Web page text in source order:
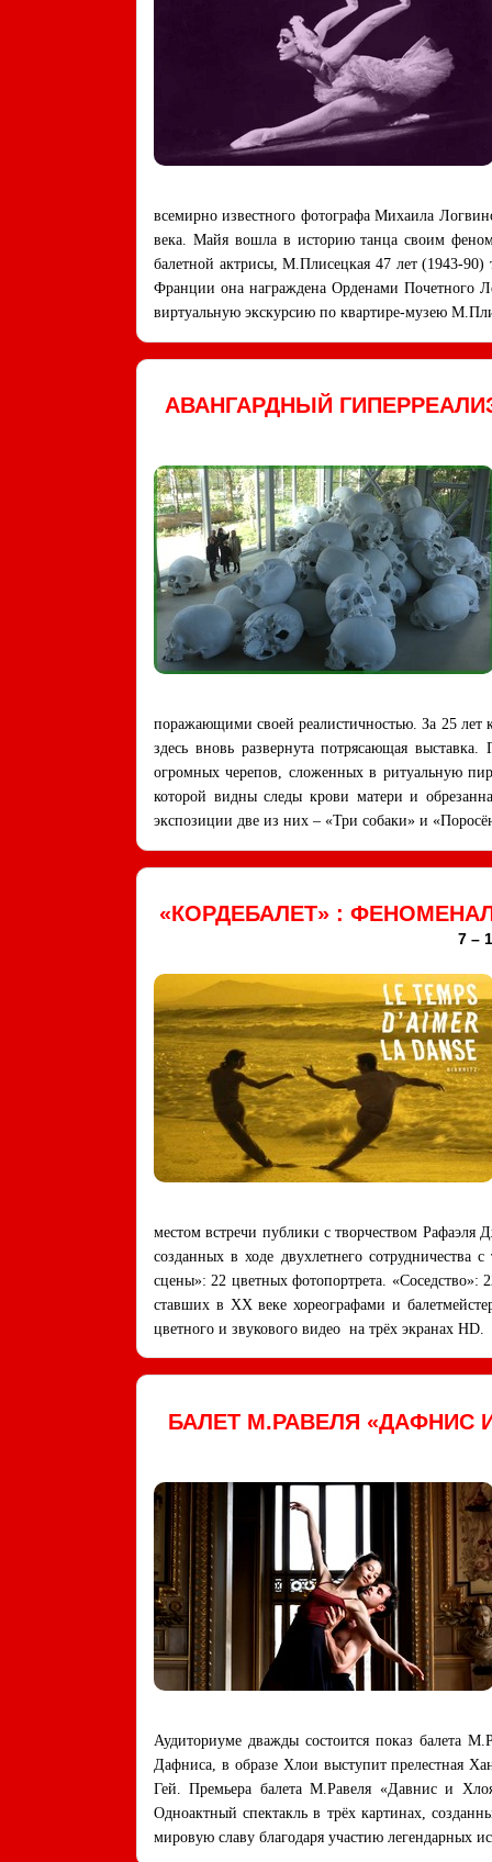
всемирно известного фотографа Михаила
века. Майя вошла в историю танца своим
балетной актрисы, М.Плисецкая 47 лет (1943-
Франции она награждена Орденами Почетного
виртуальную экскурсию по квартире-музею
АВАНГАРДНЫЙ
поражающими своей реалистичностью. За 25 лет
здесь вновь развернута потрясающая
огромных черепов, сложенных в ритуальную
которой видны следы крови матери и
экспозиции две из них – «Три собаки» и
«КОРДЕБАЛЕТ» :
7 –
местом встречи публики с творчеством Рафаэля
созданных в ходе двухлетнего
сцены»: 22 цветных фотопортрета. «Соседство»:
ставших в ХХ веке хореографами и
цветного и звукового видео на трёх экранах HD.
БАЛЕТ М.РАВЕЛЯ «ДАФНИС
Аудиториуме дважды состоится показ балета
Дафниса, в образе Хлои выступит прелестная
Гей. Премьера балета М.Равеля «Давнис и
Одноактный спектакль в трёх картинах,
мировую славу благодаря участию